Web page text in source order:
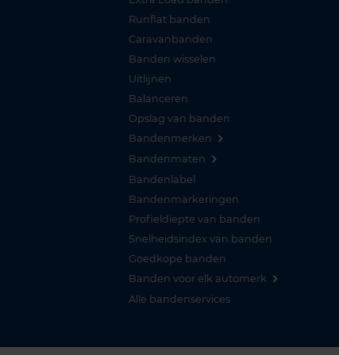
Runflat banden
Caravanbanden
Banden wisselen
Uitlijnen
Balanceren
Opslag van banden
Bandenmerken
Bandenmaten
Bandenlabel
Bandenmarkeringen
Profieldiepte van banden
Snelheidsindex van banden
Goedkope banden
Banden voor elk automerk
Alle bandenservices